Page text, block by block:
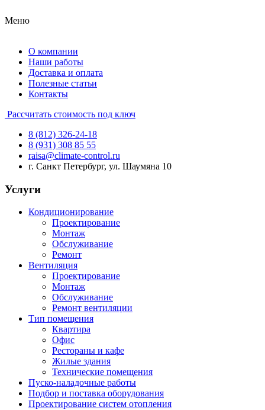
Меню
О компании
Наши работы
Доставка и оплата
Полезные статьи
Контакты
Рассчитать стоимость под ключ
8 (812) 326-24-18
8 (931) 308 85 55
raisa@climate-control.ru
г. Санкт Петербург, ул. Шаумяна 10
Услуги
Кондиционирование
Проектирование
Монтаж
Обслуживание
Ремонт
Вентиляция
Проектирование
Монтаж
Обслуживание
Ремонт вентиляции
Тип помещения
Квартира
Офис
Рестораны и кафе
Жилые здания
Технические помещения
Пуско-наладочные работы
Подбор и поставка оборудования
Проектирование систем отопления